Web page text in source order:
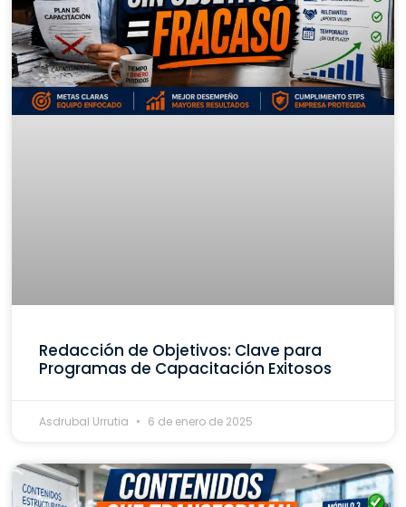
Redacción de Objetivos: Clave para
Programas de Capacitación Exitosos
Asdrubal Urrutia 6 de enero de 2025